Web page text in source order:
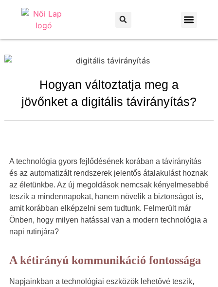
Hogyan változtatja meg a
jövőnket a digitális távirányítás?
A technológia gyors fejlődésének korában a távirányítás
és az automatizált rendszerek jelentős átalakulást hoznak
az életünkbe. Az új megoldások nemcsak kényelmesebbé
teszik a mindennapokat, hanem növelik a biztonságot is,
amit korábban elképzelni sem tudtunk. Felmerült már
Önben, hogy milyen hatással van a modern technológia a
napi rutinjára?
A kétirányú kommunikáció fontossága
Napjainkban a technológiai eszközök lehetővé teszik,